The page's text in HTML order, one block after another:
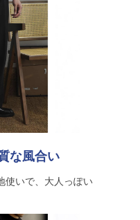
な風合い
使いで、大人っぽい